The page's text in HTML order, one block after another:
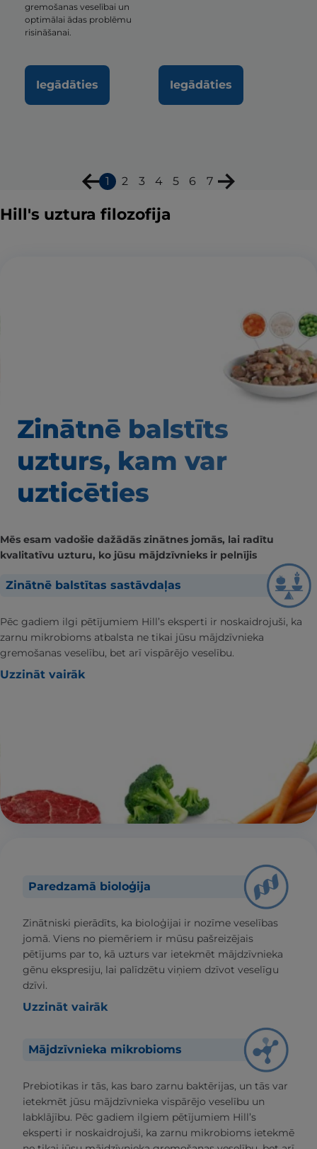
gremošanas veselībai un
optimālai ādas problēmu
risināšanai.
Iegādāties Iegādāties
1 2 3 4 5 6 7
Hill's uztura filozofija
Zinātnē balstīts
uzturs, kam var
uzticēties
Mēs esam vadošie dažādās zinātnes jomās, lai radītu
kvalitatīvu uzturu, ko jūsu mājdzīvnieks ir pelnījis
Zinātnē balstītas sastāvdaļas
Pēc gadiem ilgi pētījumiem Hill’s eksperti ir noskaidrojuši, ka
zarnu mikrobioms atbalsta ne tikai jūsu mājdzīvnieka
gremošanas veselību, bet arī vispārējo veselību.
Uzzināt vairāk
Paredzamā bioloģija
Zinātniski pierādīts, ka bioloģijai ir nozīme veselības
jomā. Viens no piemēriem ir mūsu pašreizējais
pētījums par to, kā uzturs var ietekmēt mājdzīvnieka
gēnu ekspresiju, lai palīdzētu viņiem dzīvot veselīgu
dzīvi.
Uzzināt vairāk
Mājdzīvnieka mikrobioms
Prebiotikas ir tās, kas baro zarnu baktērijas, un tās var
ietekmēt jūsu mājdzīvnieka vispārējo veselību un
labklājību. Pēc gadiem ilgiem pētījumiem Hill’s
eksperti ir noskaidrojuši, ka zarnu mikrobioms ietekmē